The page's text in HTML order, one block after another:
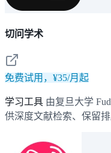
切问学术
免费试用，¥35/月起
学习工具 由复旦大学
供深度文献检索、保留